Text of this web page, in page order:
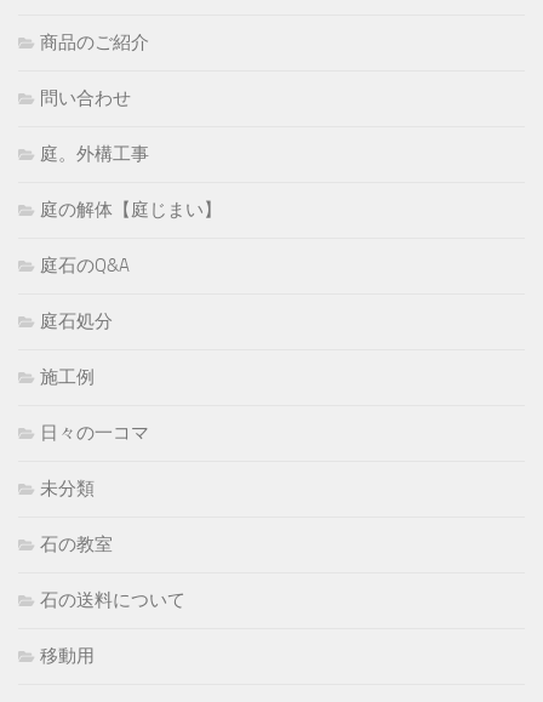
商品のご紹介
問い合わせ
庭。外構工事
庭の解体【庭じまい】
庭石のQ&A
庭石処分
施工例
日々の一コマ
未分類
石の教室
石の送料について
移動用